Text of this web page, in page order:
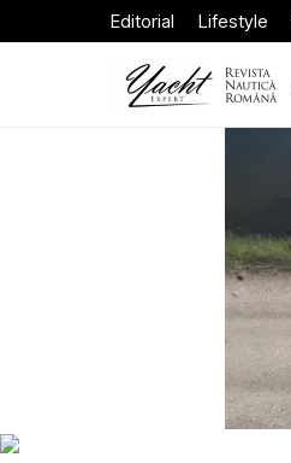
Editorial Lifestyle